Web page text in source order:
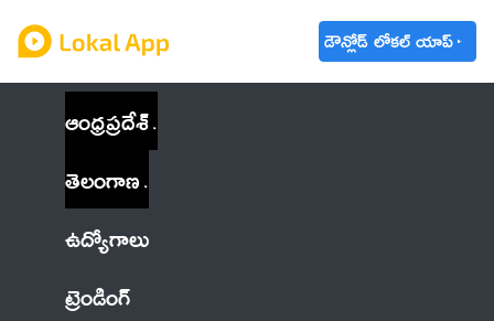
డౌన్లోడ్ లోకల్ యాప్
ఆంధ్రప్రదేశ్
తెలంగాణ
ఉద్యోగాలు
ట్రెండింగ్